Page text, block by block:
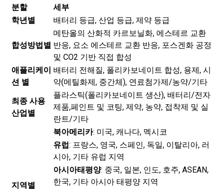
분할
세부
학년별
배터리 등급, 산업 등급, 제약 등급
합성방법별
메탄올의 산화적 카르보닐화, 에스테르 교환
반응, 요소 에스테르 교환 반응, 포스겐화 공정
및 CO2 기반 직접 합성
애플리케이
션 별
배터리 전해질, 폴리카보네이트 합성, 용제, 시
약(메틸화제, 중간체), 연료첨가제/농약/기타
최종 사용
산업별
플라스틱(폴리카보네이트 생산), 배터리/전자
제품,페인트 및 코팅, 제약, 농약, 접착제 및 실
란트/기타
지역별
북아메리카: 미국, 캐나다, 멕시코
유럽: 프랑스, ​​영국, 스페인, 독일, 이탈리아, 러
시아, 기타 유럽 지역
아시아태평양: 중국, 일본, 인도, 호주, ASEAN,
한국, 기타 아시아 태평양 지역